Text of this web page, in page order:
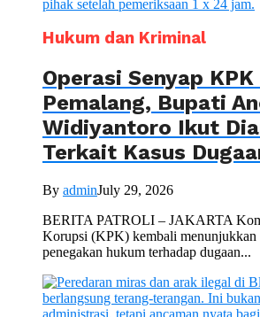
Hukum dan Kriminal
Operasi Senyap KPK
Pemalang, Bupati
Widiyantoro Ikut
Terkait Kasus
By adminJuly 29, 2026
BERITA PATROLI – JAKARTA
Korupsi (KPK) kembali menunjukkan
penegakan hukum terhadap dugaan...